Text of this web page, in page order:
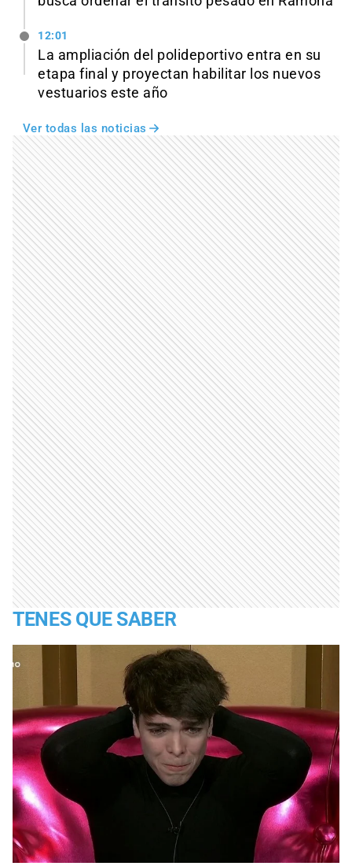
12:01
La ampliación del polideportivo entra en su
etapa final y proyectan habilitar los nuevos
vestuarios este año
Ver todas las noticias
TENES QUE SABER